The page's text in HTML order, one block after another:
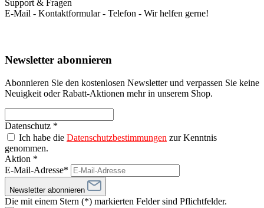
Support & Fragen
E-Mail - Kontaktformular - Telefon - Wir helfen gerne!
Newsletter abonnieren
Abonnieren Sie den kostenlosen Newsletter und verpassen Sie keine
Neuigkeit oder Rabatt-Aktionen mehr in unserem Shop.
Datenschutz *
Ich habe die Datenschutzbestimmungen zur Kenntnis
genommen.
Aktion *
E-Mail-Adresse*
Newsletter abonnieren
Die mit einem Stern (*) markierten Felder sind Pflichtfelder.